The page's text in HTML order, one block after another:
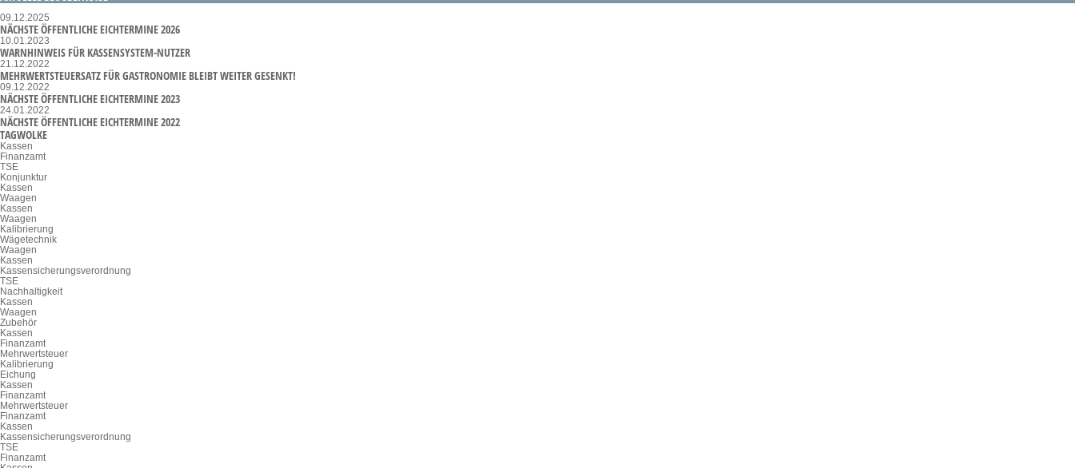
09.12.2025
NÄCHSTE ÖFFENTLICHE EICHTERMINE 2026
10.01.2023
WARNHINWEIS FÜR KASSENSYSTEM-NUTZER
21.12.2022
MEHRWERTSTEUERSATZ FÜR GASTRONOMIE BLEIBT WEITER GESENKT!
09.12.2022
NÄCHSTE ÖFFENTLICHE EICHTERMINE 2023
24.01.2022
NÄCHSTE ÖFFENTLICHE EICHTERMINE 2022
TAGWOLKE
Kassen
Finanzamt
TSE
Konjunktur
Kassen
Waagen
Kassen
Waagen
Kalibrierung
Wägetechnik
Waagen
Kassen
Kassensicherungsverordnung
TSE
Nachhaltigkeit
Kassen
Waagen
Zubehör
Kassen
Finanzamt
Mehrwertsteuer
Kalibrierung
Eichung
Kassen
Finanzamt
Mehrwertsteuer
Finanzamt
Kassen
Kassensicherungsverordnung
TSE
Finanzamt